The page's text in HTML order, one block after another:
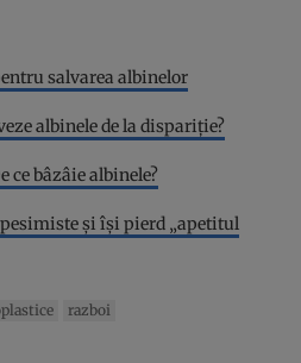
salvarea albinelor
albinele de la dispariție?
ce bâzâie albinele?
și își pierd „apetitul
razboi